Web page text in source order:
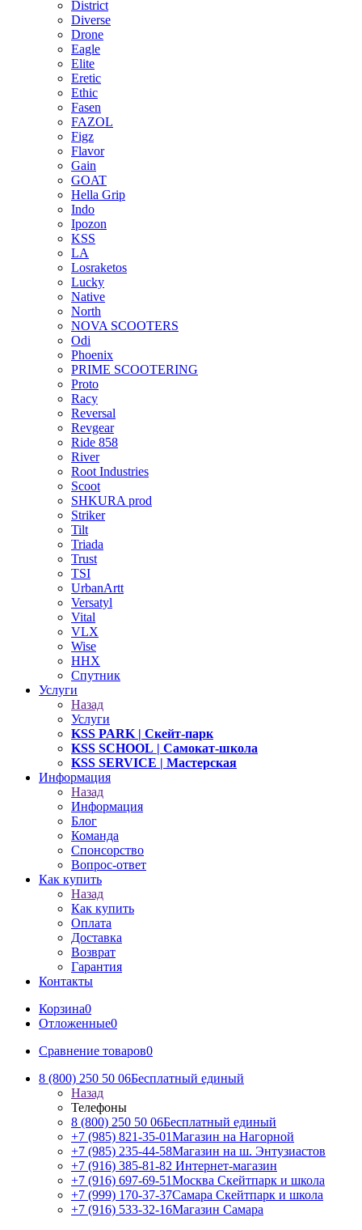
District
Diverse
Drone
Eagle
Elite
Eretic
Ethic
Fasen
FAZOL
Figz
Flavor
Gain
GOAT
Hella Grip
Indo
Ipozon
KSS
LA
Losraketos
Lucky
Native
North
NOVA SCOOTERS
Odi
Phoenix
PRIME SCOOTERING
Proto
Racy
Reversal
Revgear
Ride 858
River
Root Industries
Scoot
SHKURA рrоd
Striker
Tilt
Triada
Trust
TSI
UrbanArtt
Versatyl
Vital
VLX
Wise
ННХ
Спутник
Услуги
Назад
Услуги
KSS PARK | Скейт-парк
KSS SCHOOL | Самокат-школа
KSS SERVICE | Мастерская
Информация
Назад
Информация
Блог
Команда
Спонсорство
Вопрос-ответ
Как купить
Назад
Как купить
Оплата
Доставка
Возврат
Гарантия
Контакты
Корзина0
Отложенные0
Сравнение товаров0
8 (800) 250 50 06Бесплатный единый
Назад
Телефоны
8 (800) 250 50 06Бесплатный единый
+7 (985) 821-35-01Магазин на Нагорной
+7 (985) 235-44-58Магазин на ш. Энтузиастов
+7 (916) 385-81-82 Интернет-магазин
+7 (916) 697-69-51Москва Скейтпарк и школа
+7 (999) 170-37-37Самара Скейтпарк и школа
+7 (916) 533-32-16Магазин Самара